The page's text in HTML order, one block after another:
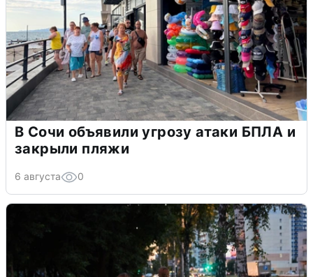
В Сочи объявили угрозу атаки БПЛА и
закрыли пляжи
6 августа 0